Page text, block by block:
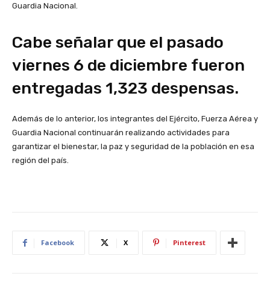
Guardia Nacional.
Cabe señalar que el pasado
viernes 6 de diciembre fueron
entregadas 1,323 despensas.
Además de lo anterior, los integrantes del Ejército, Fuerza Aérea y
Guardia Nacional continuarán realizando actividades para
garantizar el bienestar, la paz y seguridad de la población en esa
región del país.
Facebook X Pinterest